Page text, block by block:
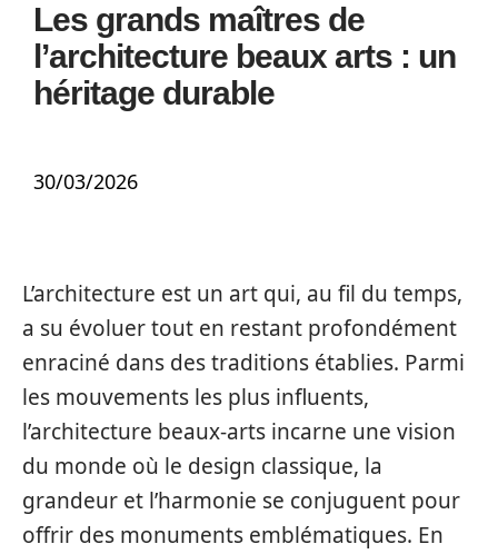
Les grands maîtres de
l’architecture beaux arts : un
héritage durable
30/03/2026
L’architecture est un art qui, au fil du temps,
a su évoluer tout en restant profondément
enraciné dans des traditions établies. Parmi
les mouvements les plus influents,
l’architecture beaux-arts incarne une vision
du monde où le design classique, la
grandeur et l’harmonie se conjuguent pour
offrir des monuments emblématiques. En